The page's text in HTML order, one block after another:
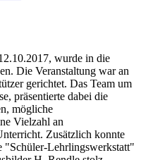
wurde in die
Die Veranstaltung war an
gerichtet. Das Team um
präsentierte dabei die
mögliche
Vielzahl an
Zusätzlich konnte
"Schüler-Lehrlingswerkstatt"